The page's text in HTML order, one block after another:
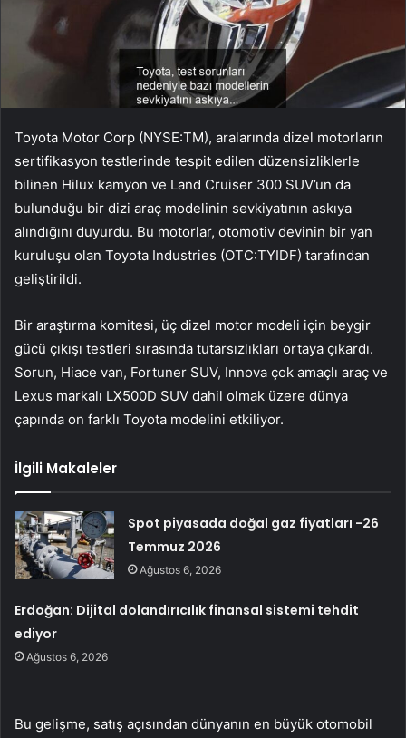
Toyota Motor Corp (NYSE:TM), aralarında dizel motorların
sertifikasyon testlerinde tespit edilen düzensizliklerle
bilinen Hilux kamyon ve Land Cruiser 300 SUV’un da
bulunduğu bir dizi araç modelinin sevkiyatının askıya
alındığını duyurdu. Bu motorlar, otomotiv devinin bir yan
kuruluşu olan Toyota Industries (OTC:TYIDF) tarafından
geliştirildi.
Bir araştırma komitesi, üç dizel motor modeli için beygir
gücü çıkışı testleri sırasında tutarsızlıkları ortaya çıkardı.
Sorun, Hiace van, Fortuner SUV, Innova çok amaçlı araç ve
Lexus markalı LX500D SUV dahil olmak üzere dünya
çapında on farklı Toyota modelini etkiliyor.
İlgili Makaleler
Spot piyasada doğal gaz fiyatları -26
Temmuz 2026
Ağustos 6, 2026
Erdoğan: Dijital dolandırıcılık finansal sistemi tehdit
ediyor
Ağustos 6, 2026
Bu gelişme, satış açısından dünyanın en büyük otomobil